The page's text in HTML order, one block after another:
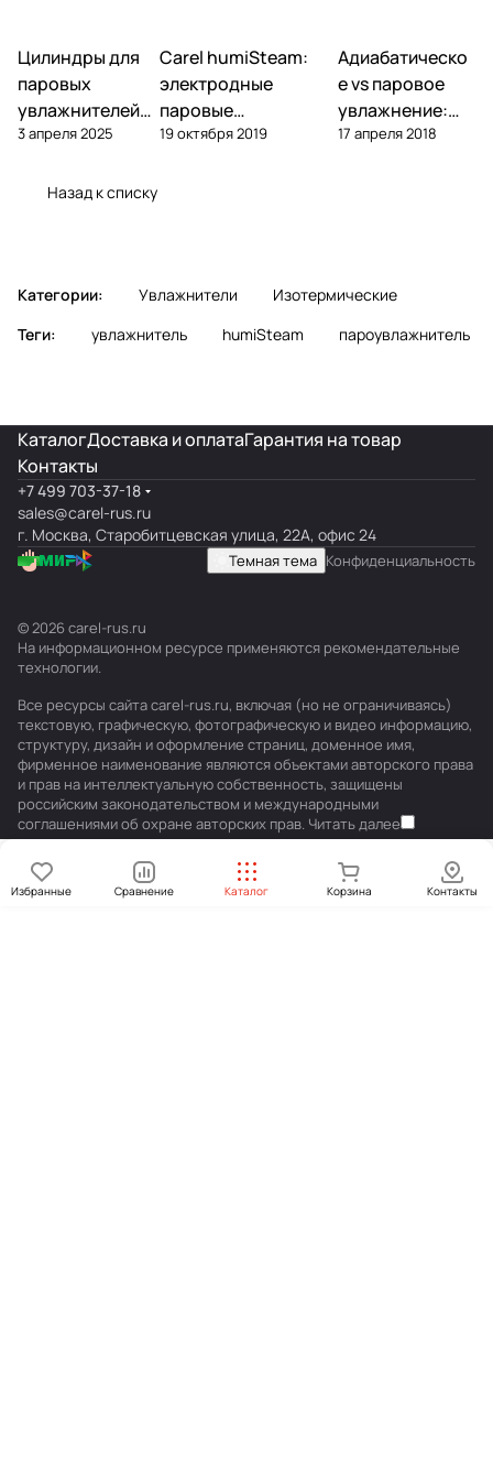
Увлажнение
Цилиндры для
паровых
увлажнителей
Carel: замена,
3 апреля 2025
Увлажнение
Carel humiSteam:
электродные
паровые
увлажнители —
19 октября 2019
Увлажнение
Адиабатическо
е vs паровое
увлажнение:
что выбрать
17 апреля 2018
Назад к списку
Избранные Сравнение Каталог Корзина Контакты
Категории: Увлажнители
Изотермические
Теги:
увлажнитель humiSteam пароувлажнитель
КаталогДоставка и оплатаГарантия на товар
Контакты
+7 499 703-37-18
sales@carel-rus.ru
г. Москва, Старобитцевская улица, 22А, офис 24
Темная тема Конфиденциальность
© 2026 carel-rus.ru
На информационном ресурсе применяются рекомендательные
технологии.
Все ресурсы сайта carel-rus.ru, включая (но не ограничиваясь)
текстовую, графическую, фотографическую и видео информацию,
структуру, дизайн и оформление страниц, доменное имя,
фирменное наименование являются объектами авторского права
и прав на интеллектуальную собственность, защищены
российским законодательством и международными
соглашениями об охране авторских прав. Читать далее